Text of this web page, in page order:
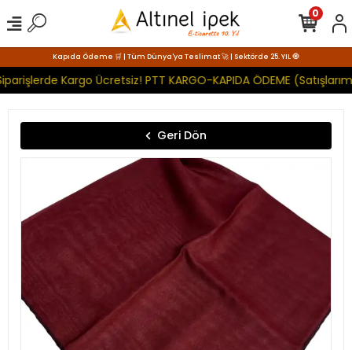
Kapıda Ödeme 🛒 | Tüm Dünya'ya Teslimat 🚀 | Sektörde 25. YIL 🧿
Kargo Ücretsiz! PTT KARGO-KAPIDA ÖDEME
0
Geri Dön